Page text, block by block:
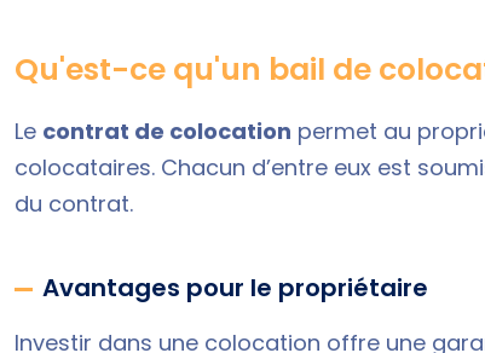
Qu'est-ce qu'un bail de
Le contrat de colocation permet au
colocataires. Chacun d’entre eux est
du contrat.
Avantages pour le propriétaire
Investir dans une colocation offre une